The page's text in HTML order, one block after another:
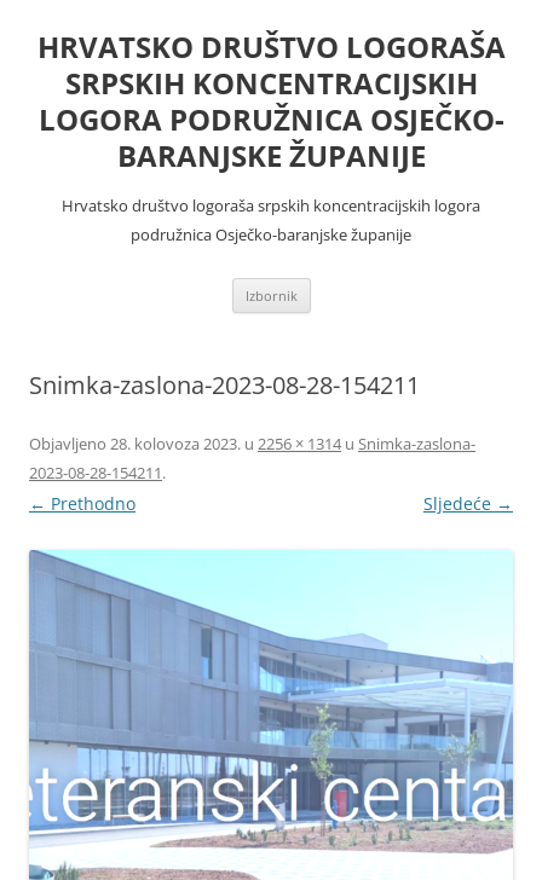
sadržaja
HRVATSKO DRUŠTVO LOGORAŠA
SRPSKIH KONCENTRACIJSKIH
LOGORA PODRUŽNICA OSJEČKO-
BARANJSKE ŽUPANIJE
Hrvatsko društvo logoraša srpskih koncentracijskih logora
podružnica Osječko-baranjske županije
Izbornik
Snimka-zaslona-2023-08-28-154211
Objavljeno 28. kolovoza 2023. u 2256 × 1314u Snimka-zaslona-
2023-08-28-154211.
← Prethodno Sljedeće →